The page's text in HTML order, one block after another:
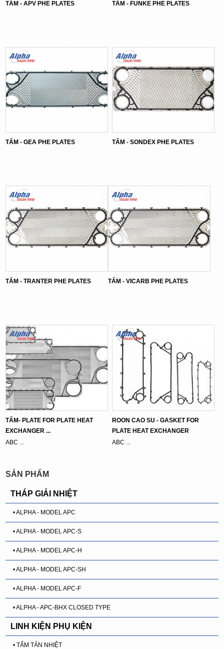
TẤM - APV PHE PLATES TẤM - FUNKE PHE PLATES
TẤM - GEA PHE PLATES TẤM - SONDEX PHE PLATES
TẤM - TRANTER PHE PLATES TẤM - VICARB PHE PLATES
TẤM- PLATE FOR PLATE HEAT
EXCHANGER ...
ABC ...
ROON CAO SU - GASKET FOR
PLATE HEAT EXCHANGER
ABC ...
SẢN PHẨM
THÁP GIẢI NHIỆT
• ALPHA - MODEL APC
• ALPHA - MODEL APC-S
• ALPHA - MODEL APC-H
• ALPHA - MODEL APC-SH
• ALPHA - MODEL APC-F
• ALPHA - APC-BHX CLOSED TYPE
LINH KIỆN PHỤ KIỆN
• TẤM TẢN NHIỆT